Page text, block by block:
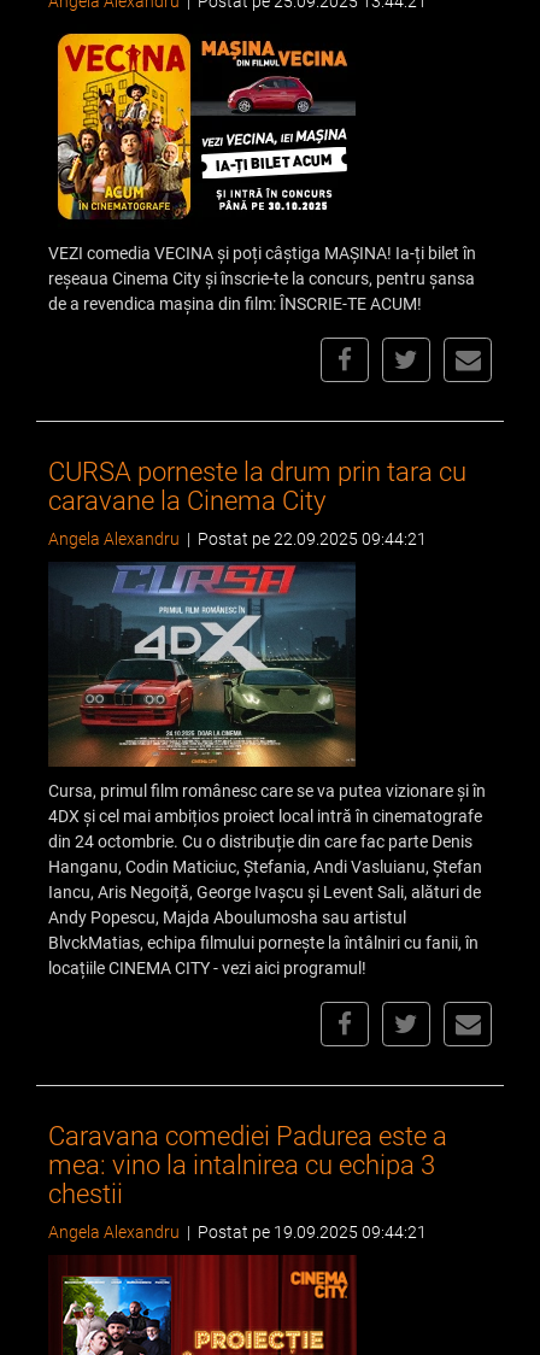
VEZI comedia VECINA și poți câștiga MAȘINA! Ia-ți bilet în
reșeaua Cinema City și înscrie-te la concurs, pentru șansa
de a revendica mașina din film: ÎNSCRIE-TE ACUM!
CURSA porneste la drum prin tara cu
caravane la Cinema City
Angela Alexandru | Postat pe 22.09.2025 09:44:21
Cursa, primul film românesc care se va putea vizionare și în
4DX și cel mai ambițios proiect local intră în cinematografe
din 24 octombrie. Cu o distribuție din care fac parte Denis
Hanganu, Codin Maticiuc, Ștefania, Andi Vasluianu, Ștefan
Iancu, Aris Negoiță, George Ivașcu și Levent Sali, alături de
Andy Popescu, Majda Aboulumosha sau artistul
BlvckMatias, echipa filmului pornește la întâlniri cu fanii, în
locațiile CINEMA CITY - vezi aici programul!
Caravana comediei Padurea este a
mea: vino la intalnirea cu echipa 3
chestii
Angela Alexandru | Postat pe 19.09.2025 09:44:21